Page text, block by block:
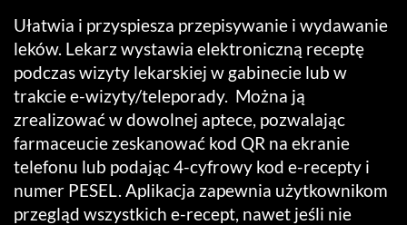
Ułatwia i przyspiesza przepisywanie i wydawanie
leków. Lekarz wystawia elektroniczną receptę
podczas wizyty lekarskiej w gabinecie lub w
trakcie e-wizyty/teleporady. Można ją
zrealizować w dowolnej aptece, pozwalając
farmaceucie zeskanować kod QR na ekranie
telefonu lub podając 4-cyfrowy kod e-recepty i
numer PESEL. Aplikacja zapewnia użytkownikom
przegląd wszystkich e-recept, nawet jeśli nie